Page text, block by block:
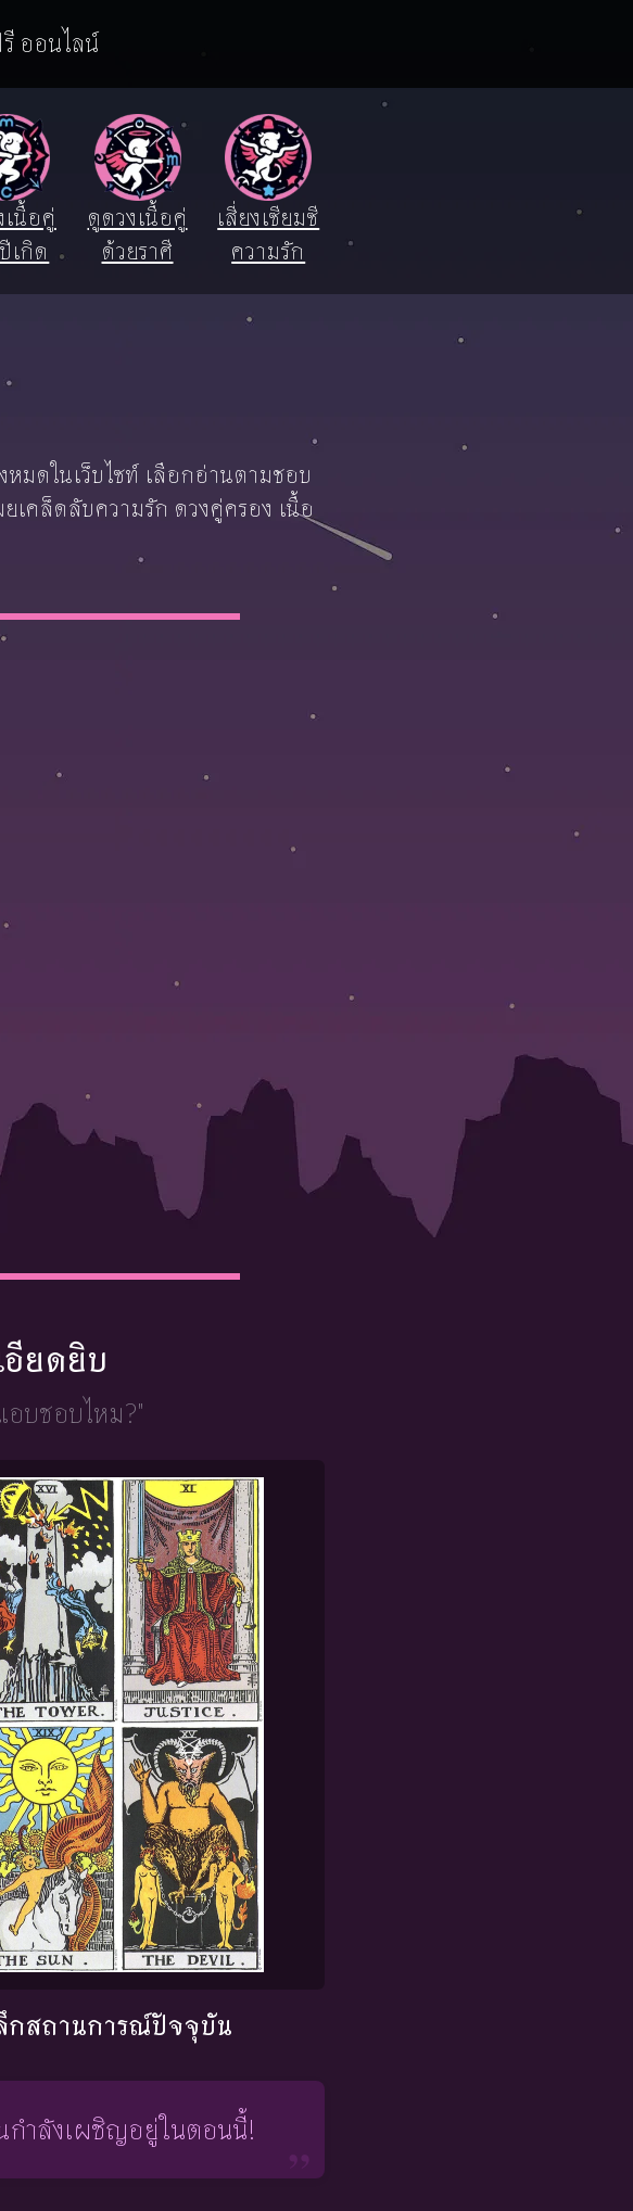
ออนไลน์
นื้อคู่
เกิด
ดูดวงเนื้อคู่
ด้วยราศี
เสี่ยงเซียมซี
ความรัก
มดในเว็บไซท์ เลือกอ่านตามชอบ
เคล็ดลับความรัก ดวงคู่ครอง เนื้อ
อียดยิบ
บชอบไหม?"
กสถานการณ์ปัจจุบัน
กำลังเผชิญอยู่ในตอนนี้!